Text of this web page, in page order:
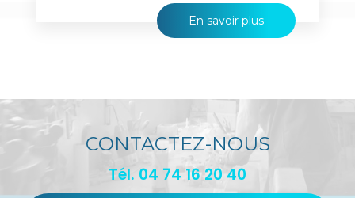
En savoir plus
CONTACTEZ-NOUS
Tél. 04 74 16 20 40